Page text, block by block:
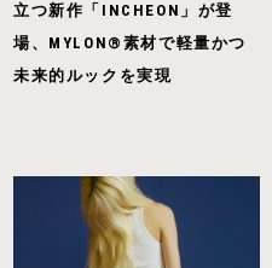
立つ新作「INCHEON」が登
場、MYLON®素材で軽量かつ
未来的ルックを実現